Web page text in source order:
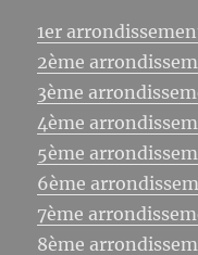
1er
2ème
3ème
4ème
5ème
6ème
7ème
8ème